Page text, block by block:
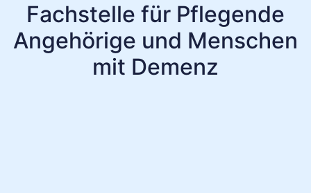
Fachstelle für Pflegende
Angehörige und Menschen
mit Demenz